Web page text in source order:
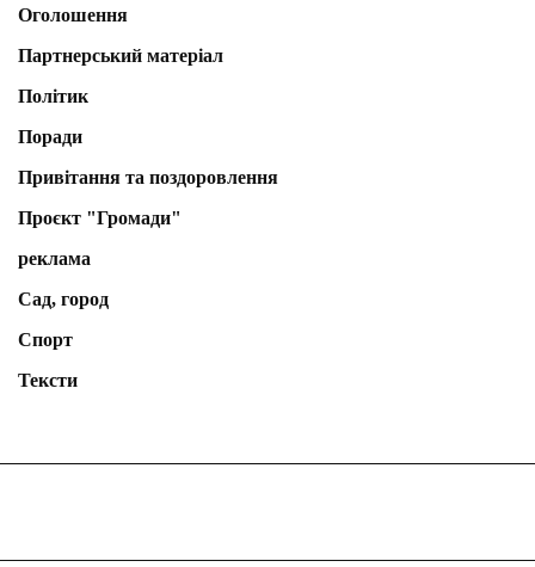
Оголошення
Партнерський матеріал
Політик
Поради
Привітання та поздоровлення
Проєкт "Громади"
реклама
Сад, город
Спорт
Тексти